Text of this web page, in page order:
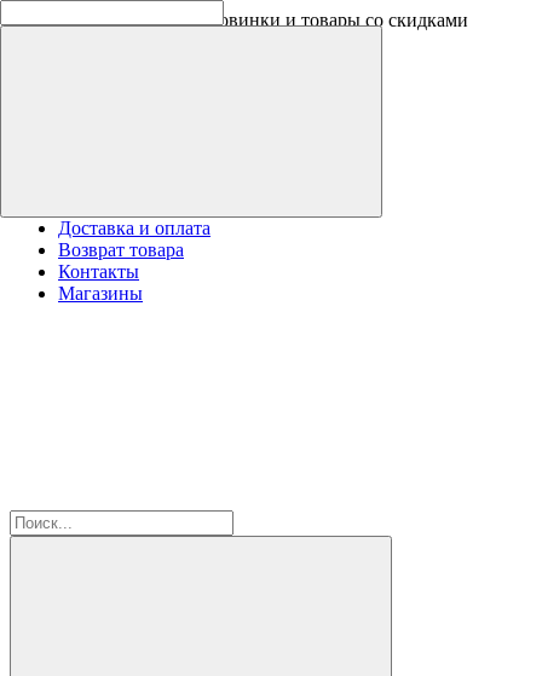
Скидки на новинки до -30%
Доставка и оплата
Возврат товара
Контакты
Магазины